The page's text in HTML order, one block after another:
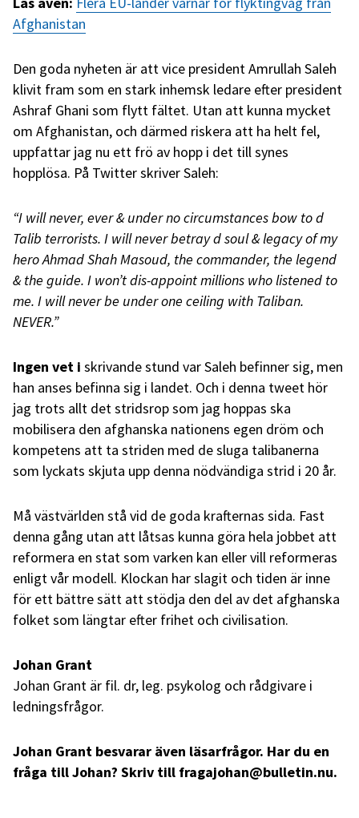
Afghanistan
Den goda nyheten är att vice president Amrullah Saleh
klivit fram som en stark inhemsk ledare efter president
Ashraf Ghani som flytt fältet. Utan att kunna mycket
om Afghanistan, och därmed riskera att ha helt fel,
uppfattar jag nu ett frö av hopp i det till synes
hopplösa. På Twitter skriver Saleh:
“I will never, ever & under no circumstances bow to d
Talib terrorists. I will never betray d soul & legacy of my
hero Ahmad Shah Masoud, the commander, the legend
& the guide. I won’t dis-appoint millions who listened to
me. I will never be under one ceiling with Taliban.
NEVER.”
Ingen vet i skrivande stund var Saleh befinner sig, men
han anses befinna sig i landet. Och i denna tweet hör
jag trots allt det stridsrop som jag hoppas ska
mobilisera den afghanska nationens egen dröm och
kompetens att ta striden med de sluga talibanerna
som lyckats skjuta upp denna nödvändiga strid i 20 år.
Må västvärlden stå vid de goda krafternas sida. Fast
denna gång utan att låtsas kunna göra hela jobbet att
reformera en stat som varken kan eller vill reformeras
enligt vår modell. Klockan har slagit och tiden är inne
för ett bättre sätt att stödja den del av det afghanska
folket som längtar efter frihet och civilisation.
Johan Grant
Johan Grant är fil. dr, leg. psykolog och rådgivare i
ledningsfrågor.
Johan Grant besvarar även läsarfrågor. Har du en
fråga till Johan? Skriv till fragajohan@bulletin.nu.